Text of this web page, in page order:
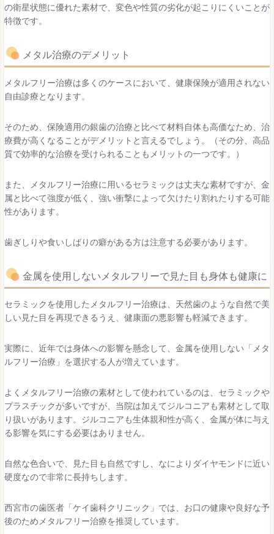
の衛星状態に優れた素材で、変色や性質の劣化が起こりにくいことが
特徴です。
メタル治療のデメリット
メタルフリー治療は多くのケースにおいて、健康保険が適用されない
自由診療となります。
そのため、保険適用の銀歯の治療と比べて材料自体も高価なため、 治
療費が高くなることがデメリットと言えるでしょう。
（その分、高品
質で効率的な治療を受けられることもメリットの一つです。）
また、メタルフリー治療に用いるセラミックは丈夫な素材ですが、 金
属と比べて強度が低く、 強い衝撃によって欠けたり割れたりする可能
性があります。
歯ぎしりや食いしばりの癖がある方は注意する必要があります。
金属を使用しないメタルフリーで見た目も身体も健康に
セラミックを使用したメタルフリー治療は、天然歯のような自然で美
しい見た目を再現できるうえ、健康面の悪影響も軽減できます。
実際に、近年では身体への影響を懸念して、金属を使用しない「メタ
ルフリー治療」を選択する人が増えています。
よくメタルフリー治療の素材として使われているのは、セラミックや
プラスチックが多いですが、当院は加えてジルコニアも素材として取
り扱いがあります。ジルコニアも生体親和性が高く、金属が体に与え
る影響を気にする必要はありません。
自然な色合いで、見た目も自然ですし、なによりダイヤモンドに近い
硬度なので非常に長持ちします。
西宮市の歯医者「ケイ歯科クリニック」では、お口の健康や良好な予
後のためメタルフリー治療を推奨しています。